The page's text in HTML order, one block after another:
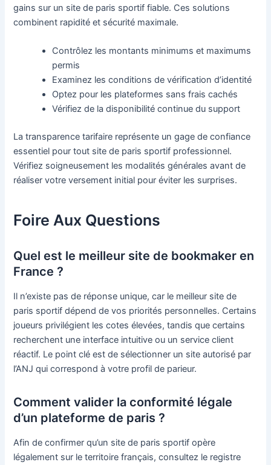
gains sur un site de paris sportif fiable. Ces solutions
combinent rapidité et sécurité maximale.
Contrôlez les montants minimums et maximums
permis
Examinez les conditions de vérification d’identité
Optez pour les plateformes sans frais cachés
Vérifiez de la disponibilité continue du support
La transparence tarifaire représente un gage de confiance
essentiel pour tout site de paris sportif professionnel.
Vérifiez soigneusement les modalités générales avant de
réaliser votre versement initial pour éviter les surprises.
Foire Aux Questions
Quel est le meilleur site de bookmaker en
France ?
Il n’existe pas de réponse unique, car le meilleur site de
paris sportif dépend de vos priorités personnelles. Certains
joueurs privilégient les cotes élevées, tandis que certains
recherchent une interface intuitive ou un service client
réactif. Le point clé est de sélectionner un site autorisé par
l’ANJ qui correspond à votre profil de parieur.
Comment valider la conformité légale
d’un plateforme de paris ?
Afin de confirmer qu’un site de paris sportif opère
légalement sur le territoire français, consultez le registre